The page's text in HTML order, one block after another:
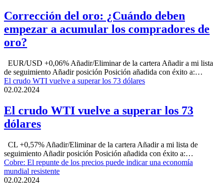
Corrección del oro: ¿Cuándo deben
empezar a acumular los compradores de
oro?
EUR/USD +0,06% Añadir/Eliminar de la cartera Añadir a mi lista
de seguimiento Añadir posición Posición añadida con éxito a:…
El crudo WTI vuelve a superar los 73 dólares
02.02.2024
El crudo WTI vuelve a superar los 73
dólares
CL +0,57% Añadir/Eliminar de la cartera Añadir a mi lista de
seguimiento Añadir posición Posición añadida con éxito a:…
Cobre: El repunte de los precios puede indicar una economía
mundial resistente
02.02.2024